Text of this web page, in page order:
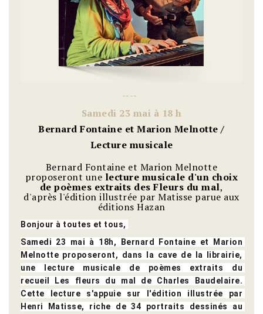
~~ ~~
Samedi 23 mai à 18 h
Bernard Fontaine et Marion Melnotte /
Lecture musicale
Bernard Fontaine et Marion Melnotte
proposeront une lecture musicale d'un choix
de poèmes extraits des Fleurs du mal,
d'après l'édition illustrée par Matisse parue aux
éditions Hazan
Bonjour à toutes et tous,
Samedi 23 mai à 18h, Bernard Fontaine et Marion
Melnotte proposeront, dans la cave de la librairie,
une lecture musicale de poèmes extraits du
recueil Les fleurs du mal de Charles Baudelaire.
Cette lecture s'appuie sur l'édition illustrée par
Henri Matisse, riche de 34 portraits dessinés au